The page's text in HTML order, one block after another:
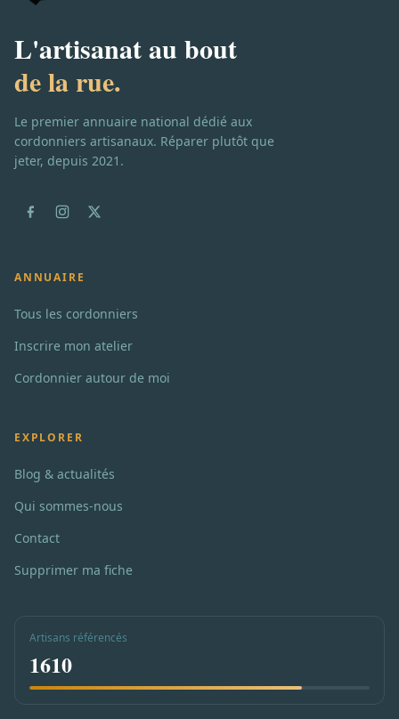
L'artisanat au bout
de la rue.
Le premier annuaire national dédié aux
cordonniers artisanaux. Réparer plutôt que
jeter, depuis 2021.
ANNUAIRE
Tous les cordonniers
Inscrire mon atelier
Cordonnier autour de moi
EXPLORER
Blog & actualités
Qui sommes-nous
Contact
Supprimer ma fiche
Artisans référencés
1610